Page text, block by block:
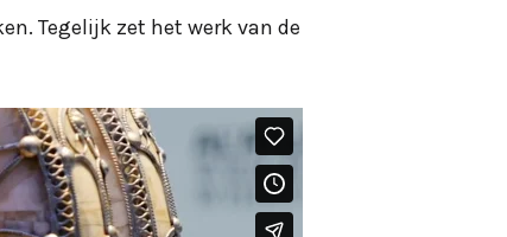
Tegelijk zet het werk van de